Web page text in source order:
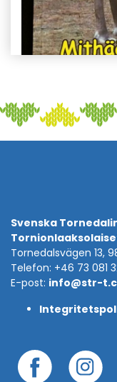
Svenska
Tornedalsvägen 13,
Telefon: +46 73 081
E-post: info@str-